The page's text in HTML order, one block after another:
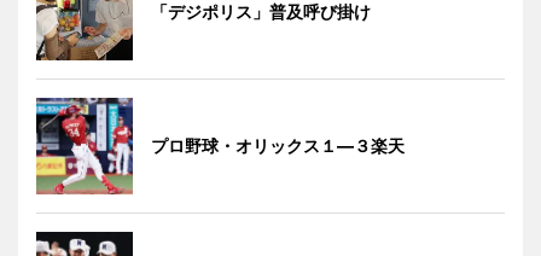
「デジポリス」普及呼び掛け
プロ野球・オリックス１―３楽天